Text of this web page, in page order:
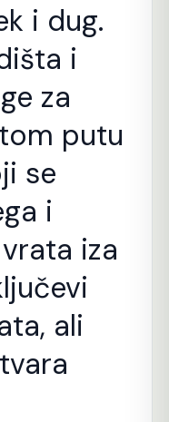
i dug.
i
za
putu
se
i
iza
ali